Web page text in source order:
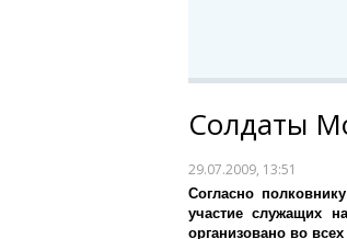
Солдаты
29.07.2009, 13:51
Согласно
участие служащих
организовано во